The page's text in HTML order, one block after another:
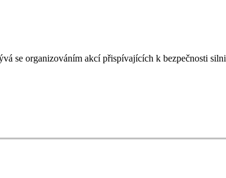
se organizováním akcí přispívajících k bezpečnosti